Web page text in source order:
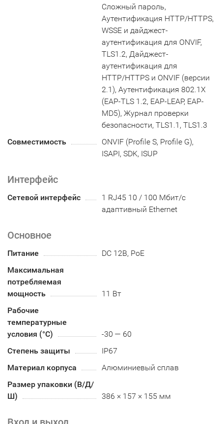
Сложный пароль,
Аутентификация HTTP/HTTPS,
WSSE и дайджест-
аутентификация для ONVIF,
TLS1.2, Дайджест-
аутентификация для
HTTP/HTTPS и ONVIF (версии
2.1), Аутентификация 802.1X
(EAP-TLS 1.2, EAP-LEAP, EAP-
MD5), Журнал проверки
безопасности, TLS1.1, TLS1.3
Совместимость
ONVIF (Profile S, Profile G),
ISAPI, SDK, ISUP
Интерфейс
Сетевой интерфейс
1 RJ45 10 / 100 Мбит/с
адаптивный Ethernet
Основное
Питание
DC 12В, PoE
Максимальная
потребляемая
мощность
11 Вт
Рабочие
температурные
условия (°С)
-30 — 60
Степень защиты
IP67
Материал корпуса
Алюминиевый сплав
Размер упаковки (В/Д/
Ш)
386 × 157 × 155 мм